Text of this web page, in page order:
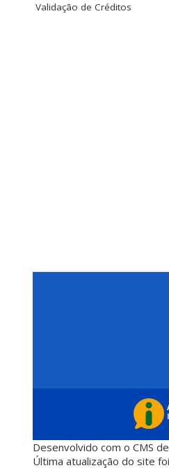
Validação de Créditos
Desenvolvido com o CMS
Última atualização do site